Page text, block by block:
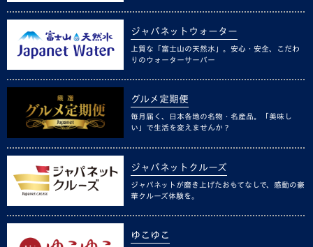
ジャパネットウォーター
上質な「富士山の天然水」。安心・安全、こだわ
りのウォーターサーバー
グルメ定期便
毎月届く、日本各地の名物・名産品。「美味し
い」で生活を変えませんか？
ジャパネットクルーズ
ジャパネットが磨き上げたおもてなしで、感動の豪
華クルーズ体験を。
ゆこゆこ